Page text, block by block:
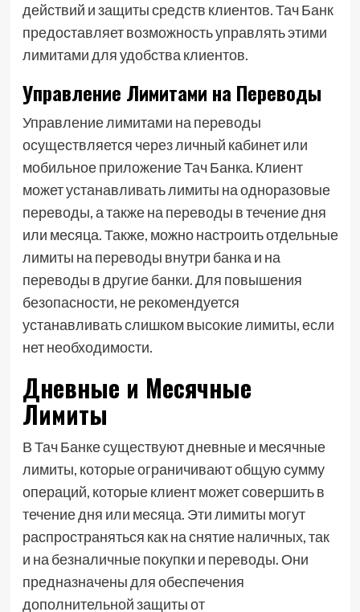
действий и защиты средств клиентов. Тач Банк
предоставляет возможность управлять этими
лимитами для удобства клиентов.
Управление Лимитами на Переводы
Управление лимитами на переводы
осуществляется через личный кабинет или
мобильное приложение Тач Банка. Клиент
может устанавливать лимиты на одноразовые
переводы, а также на переводы в течение дня
или месяца. Также, можно настроить отдельные
лимиты на переводы внутри банка и на
переводы в другие банки. Для повышения
безопасности, не рекомендуется
устанавливать слишком высокие лимиты, если
нет необходимости.
Дневные и Месячные
Лимиты
В Тач Банке существуют дневные и месячные
лимиты, которые ограничивают общую сумму
операций, которые клиент может совершить в
течение дня или месяца. Эти лимиты могут
распространяться как на снятие наличных, так
и на безналичные покупки и переводы. Они
предназначены для обеспечения
дополнительной защиты от